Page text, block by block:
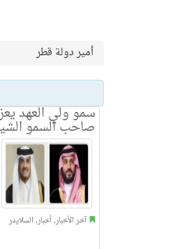
أمير دولة قطر
سمو ولي العهد
صاحب السمو
آخر الأخبار,أخبار, السلايدر